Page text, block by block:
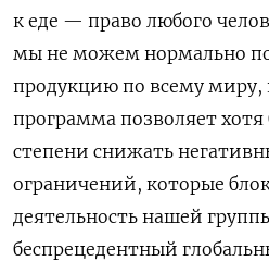
к еде — право любого
мы не можем нормально
продукцию по всему миру,
программа позволяет
степени снижать
ограничений, которые
деятельность нашей
беспрецедентный